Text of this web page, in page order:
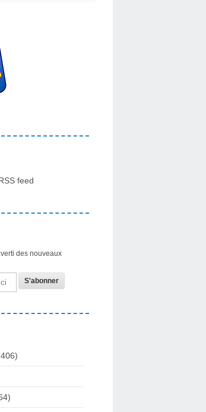
feed
des nouveaux